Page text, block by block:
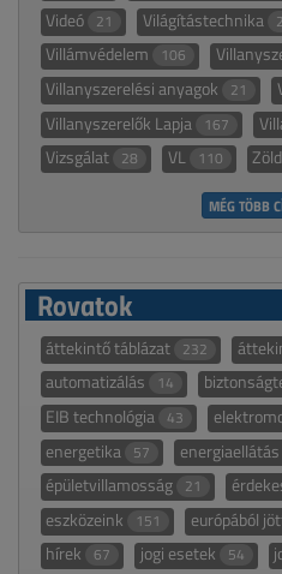
Videó 21 Világítástechnika
Villámvédelem 106
Villanyszerelési anyagok 21
Villanyszerelők Lapja 167
Vizsgálat 28 VL 110
MÉG TÖBB
Rovatok
áttekintő táblázat 232
automatizálás 14
EIB technológia 43
energetika 57 energiaellátás
épületvillamosság 21
eszközeink 151 európából
hírek 67 jogi esetek 54